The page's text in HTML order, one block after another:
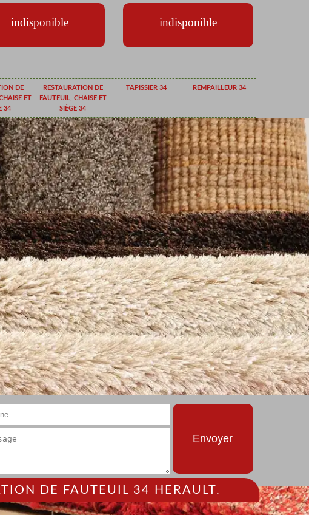
indisponible indisponible
DE
ET
34
RESTAURATION DE
FAUTEUIL, CHAISE ET
SIÈGE 34
TAPISSIER 34 REMPAILLEUR 34
DE FAUTEUIL 34 HERAULT.